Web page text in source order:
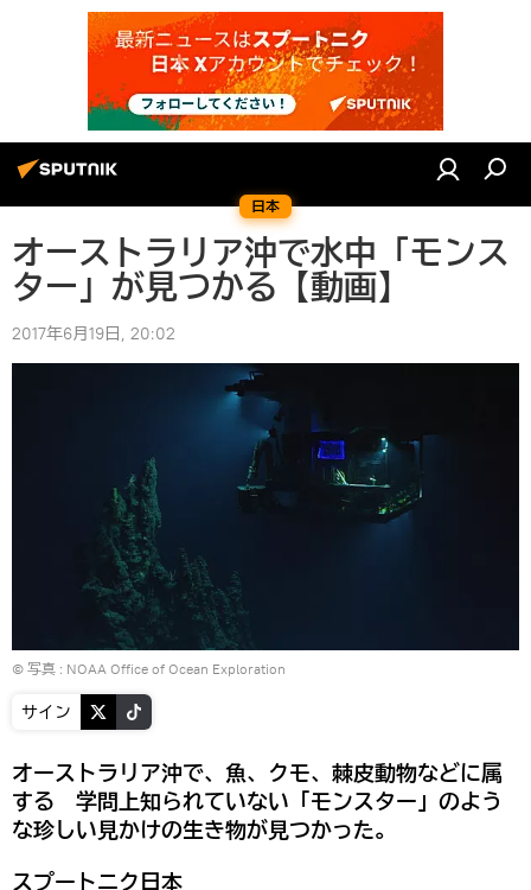
日本
オーストラリア沖で水中「モンス
ター」が見つかる【動画】
2017年6月19日, 20:02
© 写真 : NOAA Office of Ocean Exploration
サイン
オーストラリア沖で、魚、クモ、棘皮動物などに属
する 学問上知られていない「モンスター」のよう
な珍しい見かけの生き物が見つかった。
スプートニク日本